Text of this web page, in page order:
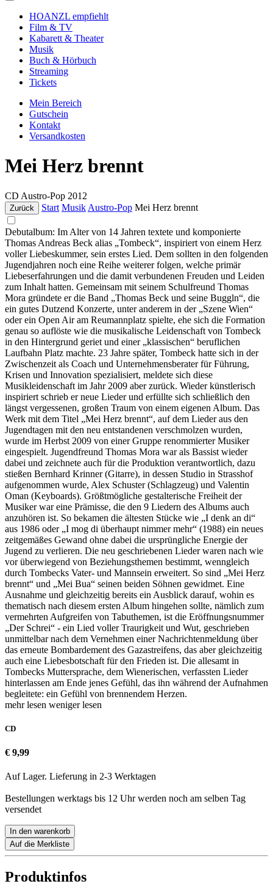
HOANZL empfiehlt
Film & TV
Kabarett & Theater
Musik
Buch & Hörbuch
Streaming
Tickets
Mein Bereich
Gutschein
Kontakt
Versandkosten
Mei Herz brennt
CD Austro-Pop 2012
Zurück Start Musik Austro-Pop Mei Herz brennt
Debutalbum: Im Alter von 14 Jahren textete und komponierte
Thomas Andreas Beck alias „Tombeck“, inspiriert von einem Herz
voller Liebeskummer, sein erstes Lied. Dem sollten in den folgenden
Jugendjahren noch eine Reihe weiterer folgen, welche primär
Liebeserfahrungen und die damit verbundenen Freuden und Leiden
zum Inhalt hatten. Gemeinsam mit seinem Schulfreund Thomas
Mora gründete er die Band „Thomas Beck und seine Buggln“, die
ein gutes Dutzend Konzerte, unter anderem in der „Szene Wien“
oder ein Open Air am Reumannplatz spielte, ehe sich die Formation
genau so auflöste wie die musikalische Leidenschaft von Tombeck
in den Hintergrund geriet und einer „klassischen“ beruflichen
Laufbahn Platz machte. 23 Jahre später, Tombeck hatte sich in der
Zwischenzeit als Coach und Unternehmensberater für Führung,
Krisen und Innovation spezialisiert, meldete sich diese
Musikleidenschaft im Jahr 2009 aber zurück. Wieder künstlerisch
inspiriert schrieb er neue Lieder und erfüllte sich schließlich den
längst vergessenen, großen Traum von einem eigenen Album. Das
Werk mit dem Titel „Mei Herz brennt“, auf dem Lieder aus den
Jugendtagen mit den neu entstandenen verschmolzen wurden,
wurde im Herbst 2009 von einer Gruppe renommierter Musiker
eingespielt. Jugendfreund Thomas Mora war als Bassist wieder
dabei und zeichnete auch für die Produktion verantwortlich, dazu
stießen Bernhard Krinner (Gitarre), in dessen Studio in Strasshof
aufgenommen wurde, Alex Schuster (Schlagzeug) und Valentin
Oman (Keyboards). Größtmögliche gestalterische Freiheit der
Musiker war eine Prämisse, die den 9 Liedern des Albums auch
anzuhören ist. So bekamen die ältesten Stücke wie „I denk an di“
aus 1986 oder „I mog di überhaupt nimmer mehr“ (1988) ein neues
zeitgemäßes Gewand ohne dabei die ursprüngliche Energie der
Jugend zu verlieren. Die neu geschriebenen Lieder waren nach wie
vor überwiegend von Beziehungsthemen bestimmt, wenngleich
durch Tombecks Vater- und Mannsein erweitert. So sind „Mei Herz
brennt“ und „Mei Bua“ seinen beiden Söhnen gewidmet. Eine
Ausnahme und gleichzeitig bereits ein Ausblick darauf, wohin es
thematisch nach diesem ersten Album hingehen sollte, nämlich zum
vermehrten Aufgreifen von Tabuthemen, ist die Eröffnungsnummer
„Der Schrei“ - ein Lied voller Traurigkeit und Wut, geschrieben
unmittelbar nach dem Vernehmen einer Nachrichtenmeldung über
das erneute Bombardement des Gazastreifens, das aber gleichzeitig
auch eine Liebesbotschaft für den Frieden ist. Die allesamt in
Tombecks Muttersprache, dem Wienerischen, verfassten Lieder
hinterlassen am Ende jenes Gefühl, das ihn während der Aufnahmen
begleitete: ein Gefühl von brennendem Herzen.
mehr lesen weniger lesen
CD
€ 9,99
Auf Lager. Lieferung in 2-3 Werktagen
Bestellungen werktags bis 12 Uhr werden noch am selben Tag
versendet
In den warenkorb
Auf die Merkliste
Produktinfos